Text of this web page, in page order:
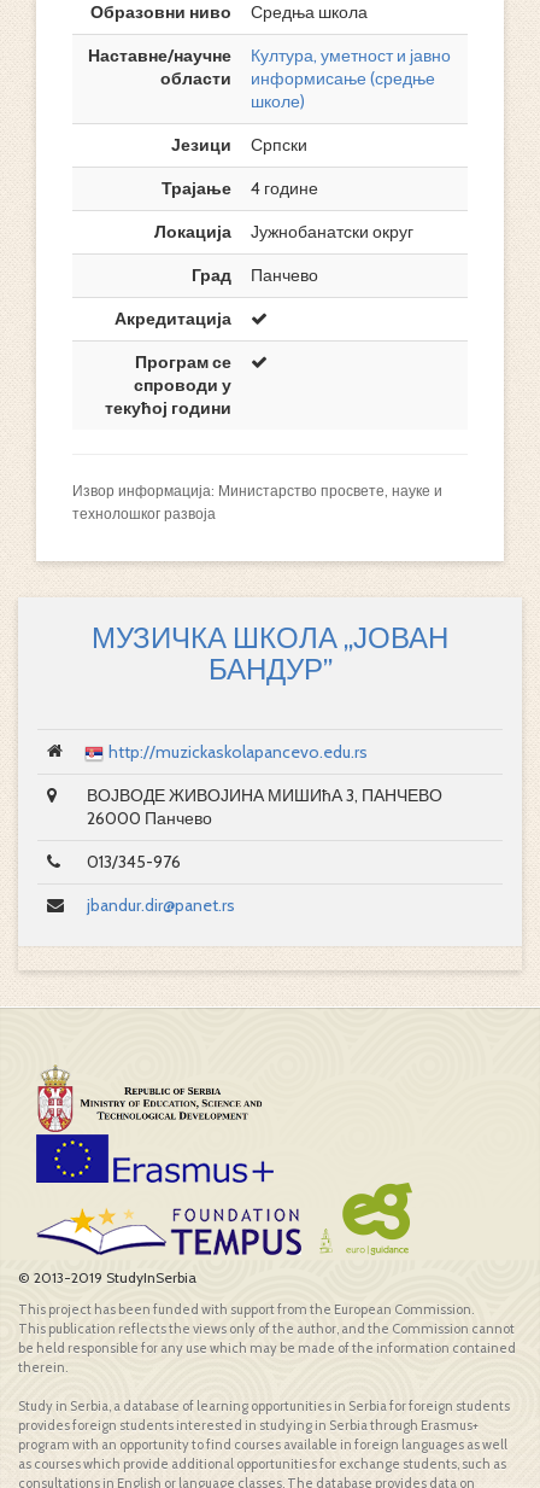
Образовни ниво
Средња школа
Наставне/научне
области
Култура, уметност и јавно
информисање (средње
школе)
Језици
Српски
Трајање
4 године
Локација
Јужнобанатски округ
Град
Панчево
Акредитација
Програм се
спроводи у
текућој години
Извор информација: Министарство просвете, науке и
технолошког развоја
МУЗИЧКА ШКОЛА „ЈОВАН
БАНДУР”
http://muzickaskolapancevo.edu.rs
ВОЈВОДЕ ЖИВОЈИНА МИШИћА 3, ПАНЧЕВО
26000 Панчево
013/345-976
jbandur.dir@panet.rs
© 2013-2019 StudyInSerbia
This project has been funded with support from the European Commission.
This publication reflects the views only of the author, and the Commission cannot
be held responsible for any use which may be made of the information contained
therein.
Study in Serbia, a database of learning opportunities in Serbia for foreign students
provides foreign students interested in studying in Serbia through Erasmus+
program with an opportunity to find courses available in foreign languages as well
as courses which provide additional opportunities for exchange students, such as
consultations in English or language classes. The database provides data on